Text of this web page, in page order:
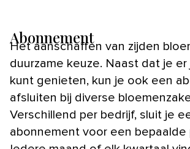
Abonnement
Het aanschaffen van zijden
duurzame keuze. Naast dat je er
kunt genieten, kun je ook een
afsluiten bij diverse
Verschillend per bedrijf, sluit je
abonnement voor een bepaalde